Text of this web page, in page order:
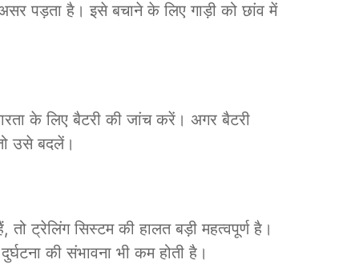
पड़ता है। इसे बचाने के लिए गाड़ी को छांव में
के लिए बैटरी की जांच करें। अगर बैटरी
उसे बदलें।
ट्रेलिंग सिस्टम की हालत बड़ी महत्वपूर्ण है।
की संभावना भी कम होती है।